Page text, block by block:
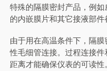
特殊的隔膜密封产品，例
的内嵌膜片和其它接液部件
由于用在高温条件下，隔
性毛细管连接。过程连接
距离才能确保仪表的可读